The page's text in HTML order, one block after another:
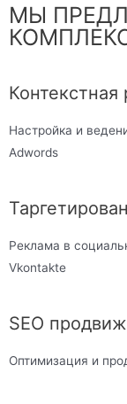
МЫ
Контекстная
Настройка и
Adwords
Реклама в
Vkontakte
SEO
Оптимизация и